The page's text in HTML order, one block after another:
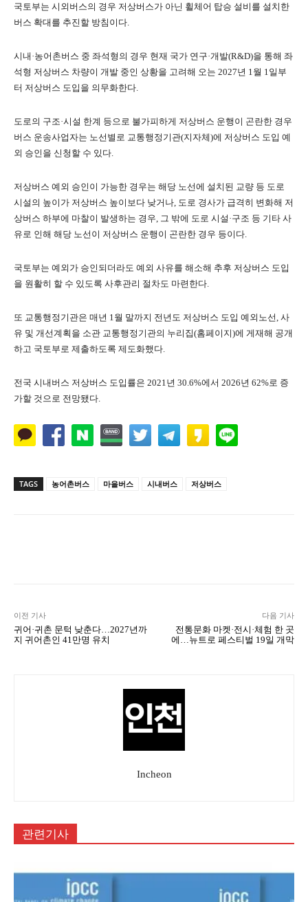
국토부는 시외버스의 경우 저상버스가 아닌 휠체어 탑승 설비를 설치한
버스 확대를 추진할 방침이다.
시내·농어촌버스 중 좌석형의 경우 현재 국가 연구·개발(R&D)을 통해 좌
석형 저상버스 차량이 개발 중인 상황을 고려해 오는 2027년 1월 1일부
터 저상버스 도입을 의무화한다.
도로의 구조·시설 한계 등으로 불가피하게 저상버스 운행이 곤란한 경우
버스 운송사업자는 노선별로 교통행정기관(지자체)에 저상버스 도입 예
외 승인을 신청할 수 있다.
저상버스 예외 승인이 가능한 경우는 해당 노선에 설치된 교량 등 도로
시설의 높이가 저상버스 높이보다 낮거나, 도로 경사가 급격히 변화해 저
상버스 하부에 마찰이 발생하는 경우, 그 밖에 도로 시설·구조 등 기타 사
유로 인해 해당 노선이 저상버스 운행이 곤란한 경우 등이다.
국토부는 예외가 승인되더라도 예외 사유를 해소해 추후 저상버스 도입
을 원활히 할 수 있도록 사후관리 절차도 마련한다.
또 교통행정기관은 매년 1월 말까지 전년도 저상버스 도입 예외노선, 사
유 및 개선계획을 소관 교통행정기관의 누리집(홈페이지)에 게재해 공개
하고 국토부로 제출하도록 제도화했다.
전국 시내버스 저상버스 도입률은 2021년 30.6%에서 2026년 62%로 증
가할 것으로 전망됐다.
TAGS 농어촌버스 마을버스 시내버스 저상버스
이전 기사
귀어·귀촌 문턱 낮춘다…2027년까
지 귀어촌인 41만명 유치
다음 기사
전통문화 마켓·전시·체험 한 곳
에…뉴트로 페스티벌 19일 개막
Incheon
관련기사